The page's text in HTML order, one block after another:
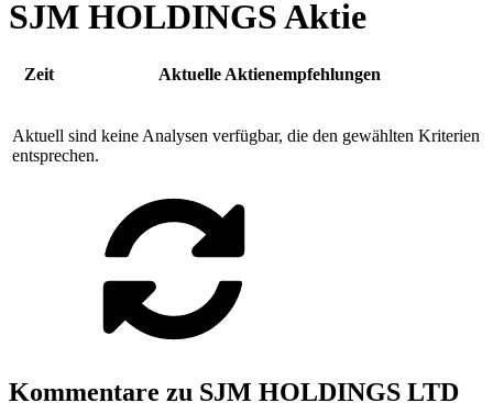
SJM HOLDINGS Aktie
Zeit Aktuelle Aktienempfehlungen
Aktuell sind keine Analysen verfügbar, die den gewählten Kriterien
entsprechen.
Kommentare zu SJM HOLDINGS LTD